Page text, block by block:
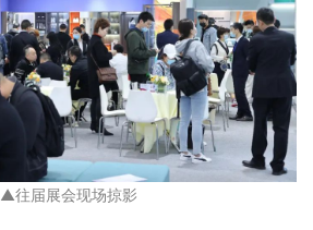
▲往届展会现场掠影